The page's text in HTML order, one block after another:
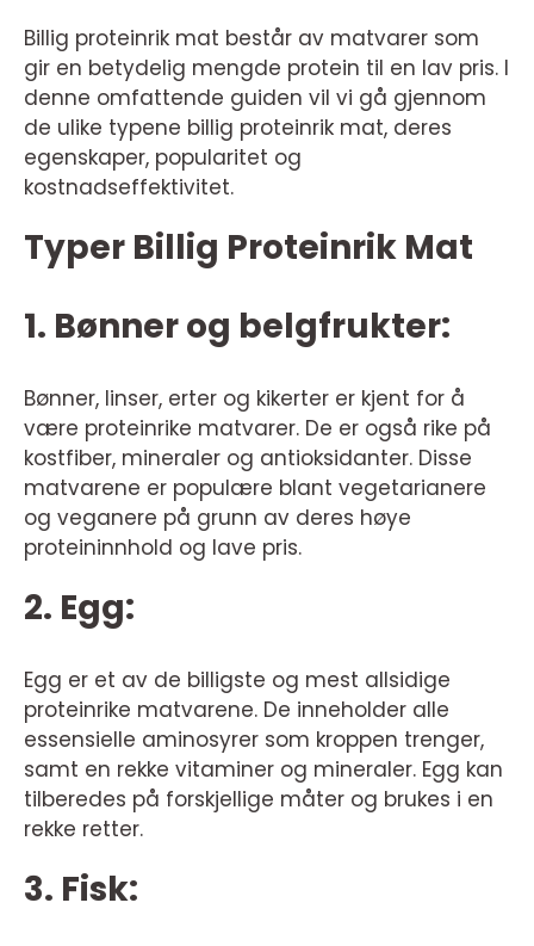
Billig proteinrik mat består av matvarer som
gir en betydelig mengde protein til en lav pris. I
denne omfattende guiden vil vi gå gjennom
de ulike typene billig proteinrik mat, deres
egenskaper, popularitet og
kostnadseffektivitet.
Typer Billig Proteinrik Mat
1. Bønner og belgfrukter:
Bønner, linser, erter og kikerter er kjent for å
være proteinrike matvarer. De er også rike på
kostfiber, mineraler og antioksidanter. Disse
matvarene er populære blant vegetarianere
og veganere på grunn av deres høye
proteininnhold og lave pris.
2. Egg:
Egg er et av de billigste og mest allsidige
proteinrike matvarene. De inneholder alle
essensielle aminosyrer som kroppen trenger,
samt en rekke vitaminer og mineraler. Egg kan
tilberedes på forskjellige måter og brukes i en
rekke retter.
3. Fisk: